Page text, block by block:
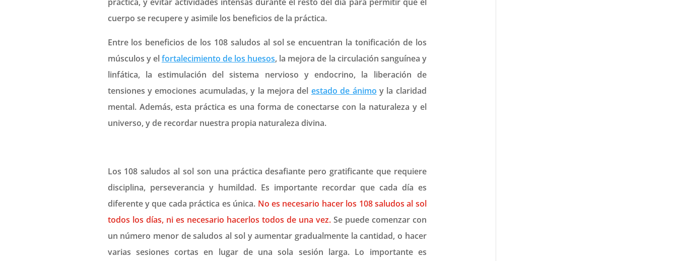
práctica, y evitar actividades intensas durante el resto del día para permitir que el
cuerpo se recupere y asimile los beneficios de la práctica.
Entre los beneficios de los 108 saludos al sol se encuentran la tonificación de los
músculos y elfortalecimiento de los huesos, la mejora de la circulación sanguínea y
linfática, la estimulación del sistema nervioso y endocrino, la liberación de
tensiones y emociones acumuladas, y la mejora del estado de ánimo y la claridad
mental. Además, esta práctica es una forma de conectarse con la naturaleza y el
universo, y de recordar nuestra propia naturaleza divina.
Los 108 saludos al sol son una práctica desafiante pero gratificante que requiere
disciplina, perseverancia y humildad. Es importante recordar que cada día es
diferente y que cada práctica es única. No es necesario hacer los 108 saludos al sol
todos los días, ni es necesario hacerlos todos de una vez.Se puede comenzar con
un número menor de saludos al sol y aumentar gradualmente la cantidad, o hacer
varias sesiones cortas en lugar de una sola sesión larga. Lo importante es